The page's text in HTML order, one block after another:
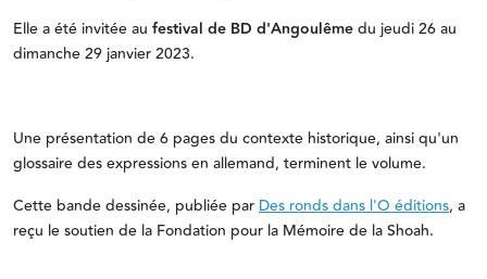
Elle a été invitée au festival de BD d'Angoulêmedu jeudi 26 au
dimanche 29 janvier 2023.
Une présentation de 6 pages du contexte historique, ainsi qu'un
glossaire des expressions en allemand, terminent le volume.
Cette bande dessinée, publiée parDes ronds dans l'O éditions, a
reçu le soutien de la Fondation pour la Mémoire de la Shoah.